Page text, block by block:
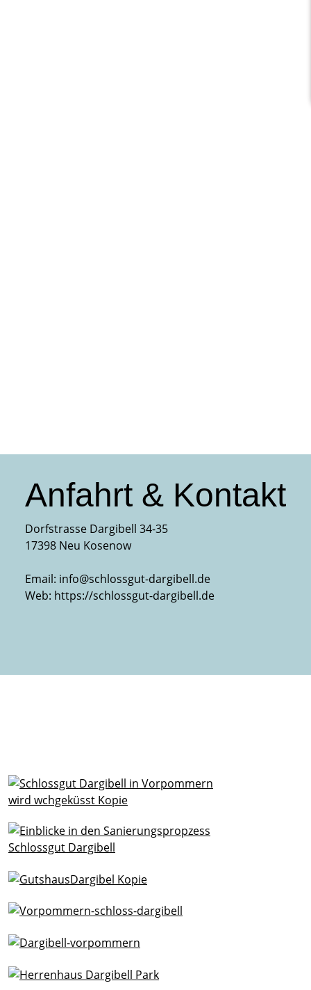
Anfahrt & Kontakt
Dorfstrasse Dargibell 34-35
17398 Neu Kosenow
Email: info@schlossgut-dargibell.de
Web: https://schlossgut-dargibell.de